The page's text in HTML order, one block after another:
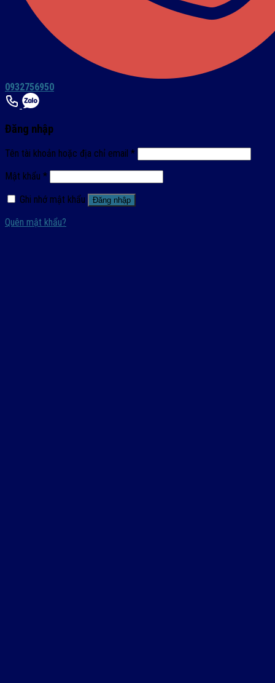
0932756950
Đăng nhập
Tên tài khoản hoặc địa chỉ email *
Mật khẩu *
Ghi nhớ mật khẩu
Đăng nhập
Quên mật khẩu?